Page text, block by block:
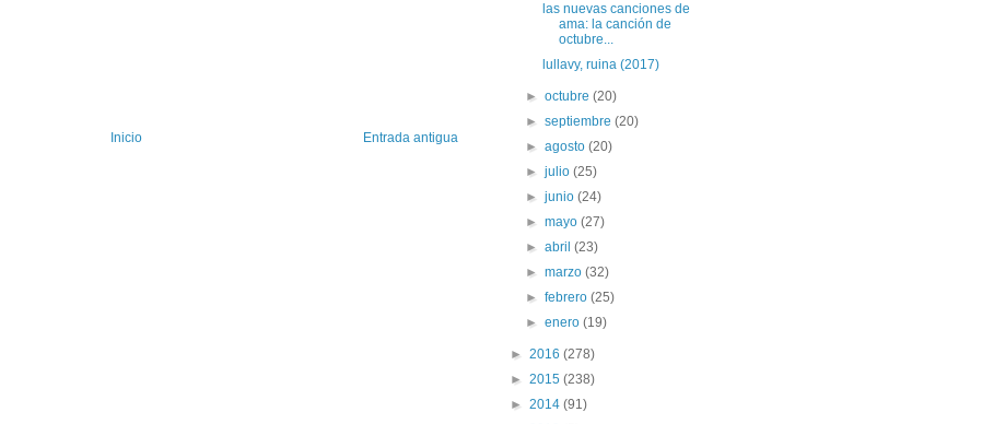
Entrada antigua
Inicio
las nuevas canciones de
ama: la canción de
octubre...
lullavy, ruina (2017)
►octubre(20)
►septiembre(20)
►agosto(20)
►julio(25)
►junio(24)
►mayo(27)
►abril(23)
►marzo(32)
►febrero(25)
►enero(19)
► 2016 (278)
► 2015 (238)
► 2014 (91)